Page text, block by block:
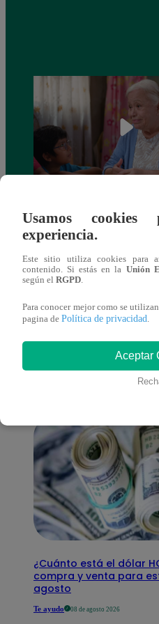
toma una difícil decisión
sus nietos!
También
interesar
¿Cuánto está el dólar
compra y venta para
agosto
Te ayudo 08 de agosto 2026
Usamos
experiencia.
Este sitio utiliza cookies para
contenido. Si estás en la Unión
según el RGPD
Para conocer mejor como se
pagina de Política de privacidad
Aceptar